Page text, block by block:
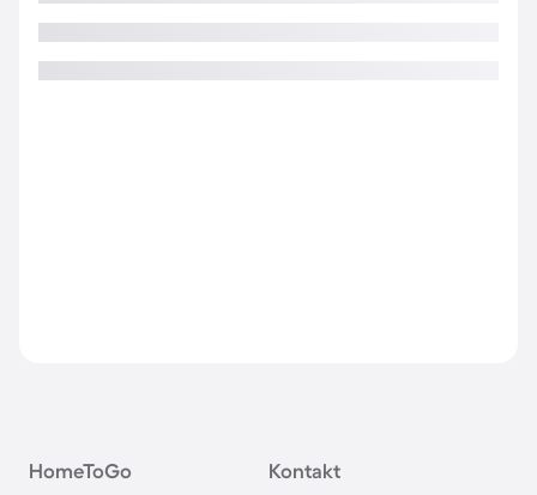
HomeToGo Kontakt